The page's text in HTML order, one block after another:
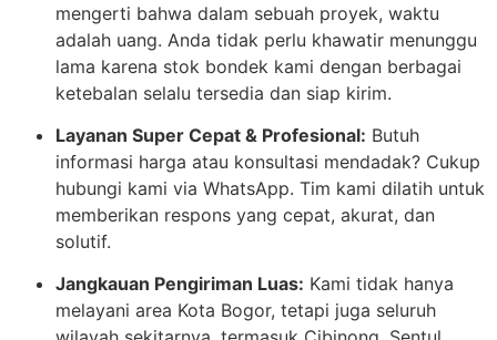
mengerti bahwa dalam sebuah proyek, waktu
adalah uang. Anda tidak perlu khawatir menunggu
lama karena stok bondek kami dengan berbagai
ketebalan selalu tersedia dan siap kirim.
Layanan Super Cepat & Profesional: Butuh
informasi harga atau konsultasi mendadak? Cukup
hubungi kami via WhatsApp. Tim kami dilatih untuk
memberikan respons yang cepat, akurat, dan
solutif.
Jangkauan Pengiriman Luas: Kami tidak hanya
melayani area Kota Bogor, tetapi juga seluruh